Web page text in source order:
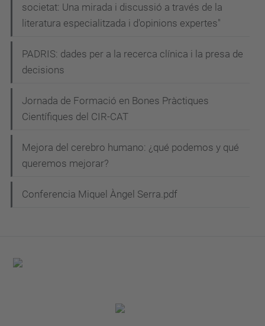
societat: Una mirada i discussió a través de la
literatura especialitzada i d'opinions expertes"
PADRIS: dades per a la recerca clínica i la presa de
decisions
Jornada de Formació en Bones Pràctiques
Científiques del CIR-CAT
Mejora del cerebro humano: ¿qué podemos y qué
queremos mejorar?
Conferencia Miquel Àngel Serra.pdf